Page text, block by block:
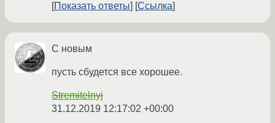
Показать ответы
Ссылка
С новым
пусть сбудется все хорошее.
Stremitelnyj
31.12.2019 12:17:02 +00:00